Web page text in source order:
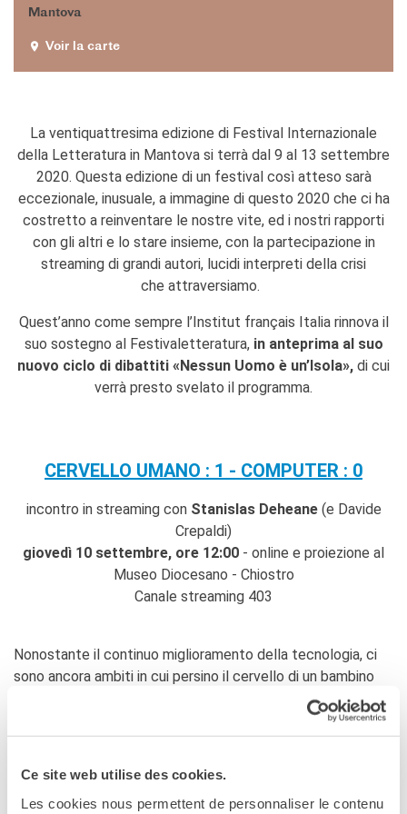
Ce site web utilise des cookies.
Les cookies nous permettent de personnaliser le contenu
Emplois/stages
Marchés Publics
Le operazioni
Come sostenere
I Vantaggi
I nostri luoghi
I contatti
I nostri sostenitori
ARCHIVES
Café dell'innovazione
Dialoghi del Farnese
Farnèse à la page
Festa della musica
Incontro italo-francesi sul
PERCHÉ IMPARARE IL
RECHERCHER
Mantova
Voir la carte
La ventiquattresima edizione di Festival Internazionale
della Letteratura in Mantova si terrà dal 9 al 13 settembre
2020. Questa edizione di un festival così atteso sarà
eccezionale, inusuale, a immagine di questo 2020 che ci ha
costretto a reinventare le nostre vite, ed i nostri rapporti
con gli altri e lo stare insieme, con la partecipazione in
streaming di grandi autori, lucidi interpreti della crisi
che attraversiamo.
Quest’anno come sempre l’Institut français Italia rinnova il
suo sostegno al Festivaletteratura,in anteprima al suo
nuovo ciclo di dibattiti «Nessun Uomo è un’Isola», di cui
verrà presto svelato il programma.
CERVELLO UMANO : 1 - COMPUTER : 0
incontro in streaming con Stanislas Deheane(e Davide
Crepaldi)
giovedì 10 settembre, ore 12:00 - online e proiezione al
Museo Diocesano - Chiostro
Canale streaming 403
Nonostante il continuo miglioramento della tecnologia, ci
sono ancora ambiti in cui persino il cervello di un bambino
risulta più potente dei computer a oggi sul mercato, come
per esempio la capacità di apprendimento. «Se si dovesse
riassumere con una sola parola il talento unico della nostra
neuroscienziato Stanislas Dehaene (Imparare. Il talento del
cervello, la sfida delle macchine). Professore di